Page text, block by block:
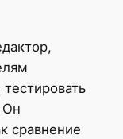
Он
сравнение